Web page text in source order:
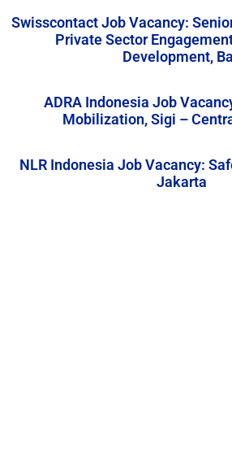
Swisscontact Job Vacancy:
Private Sector
Development,
ADRA Indonesia Job
Mobilization, Sigi –
NLR Indonesia Job Vacancy:
Jakarta